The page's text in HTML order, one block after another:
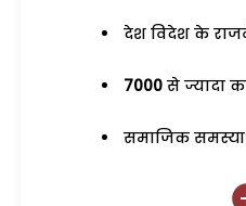
देश विदेश के
7000 से ज्यादा
समाजिक